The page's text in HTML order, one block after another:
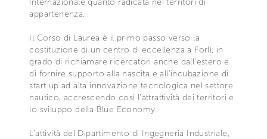
appartenenza.
Il Corso di Laurea è il primo passo verso la
costituzione di un centro di eccellenza a Forlì, in
grado di richiamare ricercatori anche dall’estero e
di fornire supporto alla nascita e all’incubazione di
start up ad alta innovazione tecnologica nel settore
nautico, accrescendo così l’attrattività dei territori e
lo sviluppo della Blue Economy.
L’attività del Dipartimento di Ingegneria Industriale,